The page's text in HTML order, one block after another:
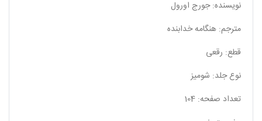
نویسنده: جورج اورول
مترجم: هنگامه خدابنده
قطع: رقعی
نوع جلد: شومیز
تعداد صفحه: 104